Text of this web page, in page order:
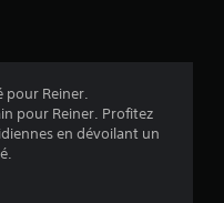
é
v
pour Reiner.
pour Reiner. Profitez
en dévoilant un